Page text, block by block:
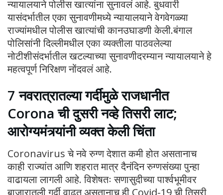
न्यायालयाने पोलीस खात्यांना सुनावलं आहे. बुधवारी
यासंदर्भातील एका सुनावणीमध्ये न्यायालयाने वेगवेगळ्या
राज्यांमधील पोलीस खात्यांची कानउघाडणी केली.बंगाल
पोलिसांनी दिल्लीमधील एका व्यक्तीला पाठवलेल्या
नोटीशीसंदर्भातील खटल्याच्या सुनावणीदरम्यान न्यायालयाने हे
महत्वपूर्ण निरिक्षण नोंदवलं आहे.
7 नवरात्रातल्या गर्दीमुळे राजधानीत
Corona ची दुसरी नव्हे तिसरी लाट;
आरोग्यमंत्र्यांनी व्यक्त केली चिंता
Coronavirus चे नवे रुग्ण देशात कमी होत असतानाच
काही राज्यांत आणि शहरात मात्र दैनंदिन रुग्णसंख्या पुन्हा
वाढायला लागली आहे. विशेषतः सणासुदीच्या पार्श्वभूमीवर
बाजारातली गर्दी वाढत असतानाच ही Covid-19 ची तिसरी